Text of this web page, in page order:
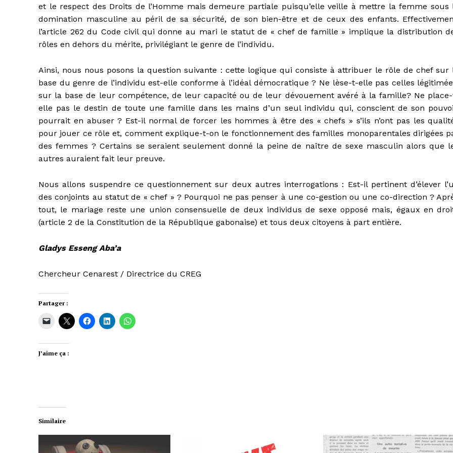
et le respect des Droits de l’Homme mais demeure partiale puisqu’elle veille à mettre la femme sous
domination masculine au péril de sa sécurité, de son bien-être et de ceux des enfants.
l’article 262 du Code civil qui donne au mari le statut de « chef de famille » implique la distribution
rôles en dehors du mérite, privilégiant le genre de l’individu.
Ainsi, nous nous posons la question suivante : cette logique qui consiste à attribuer le rôle de chef sur
base du genre de l’individu est-elle conforme à l’idéal démocratique ? Ne lèse-t-elle pas celles
sur la base de leur compétence, de leur capacité ou de leur dévouement avéré à la famille? Ne
elle pas le destin de toute une famille dans les mains d’un seul individu qui, conscient de son
pourrait en abuser ? Est-il normal de forcer les hommes à être des « chefs » s’ils n’ont pas les
pour jouer ce rôle et, comment explique-t-on le fonctionnement des familles monoparentales dirigées
des femmes ? Certains se seraient seulement donné la peine de naître de sexe masculin alors que
autres auraient fait leur preuve.
Nous allons suspendre ce questionnement sur deux autres interrogations : Est-il pertinent d’élever
des conjoints au statut de « chef » ? Pourquoi ne pas penser à une co-gestion ou une co-direction ?
tout, le mariage reste une union consensuelle de deux individus de sexe opposé mais, égaux en
(article 2 de la Constitution de la République gabonaise) et tous deux citoyens à part entière.
Gladys Esseng Aba’a
Chercheur Cenarest / Directrice du CREG
Partager :
J’aime ça :
Similaire